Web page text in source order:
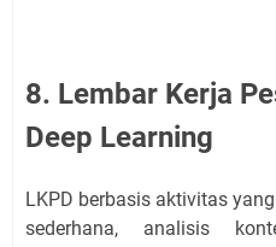
8. Lembar Kerja
Deep Learning
LKPD berbasis aktivitas
sederhana, analisis